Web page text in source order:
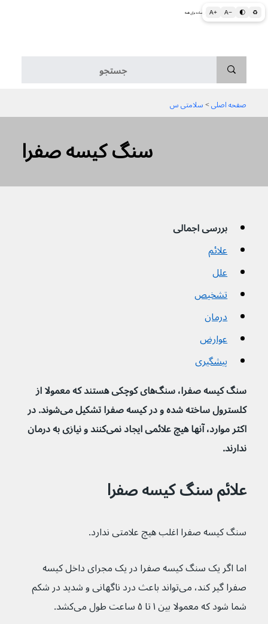
A+ A− 🌓 ♻ اطلاعات پزشکی و بهداشتی به زبان ساده برای همه
صفحه اصلی > سلامتی س
سنگ کیسه صفرا
بررسی اجمالی
علائم
علل
تشخیص
درمان
عوارض
پیشگیری
سنگ کیسه صفرا، سنگ‌های کوچکی هستند که معمولا از
کلسترول ساخته شده و در کیسه صفرا تشکیل می‌شوند. در
اکثر موارد، آنها هیچ علائمی ایجاد نمی‌کنند و نیازی به درمان
ندارند.
علائم سنگ کیسه صفرا
سنگ کیسه صفرا اغلب هیچ علامتی ندارد.
اما اگر یک سنگ کیسه صفرا در یک مجرای داخل کیسه
صفرا گیر کند، می‌تواند باعث درد ناگهانی و شدید در شکم
شما شود که معمولا بین ۱ تا ۵ ساعت طول می‌کشد.